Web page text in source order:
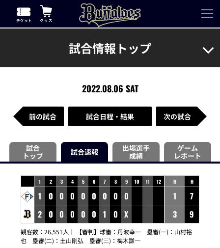
試合情報トップ
2022.08.06 SAT
前の試合 試合日程・結果 次の試合
試合
トップ
試合速報
出場選手
成績
ゲーム
レポート
1 2 3 4 5 6 7 8 9 10 11 12
1 0 0 0 0 0 0 0 0
2 0 0 0 0 0 1 0 X
R H
1
7
3
9
観客数：26,551人｜ 【審判】球審：丹波幸一 塁審(一)：山村裕
也 塁審(二)：土山剛弘 塁審(三)：梅木謙一